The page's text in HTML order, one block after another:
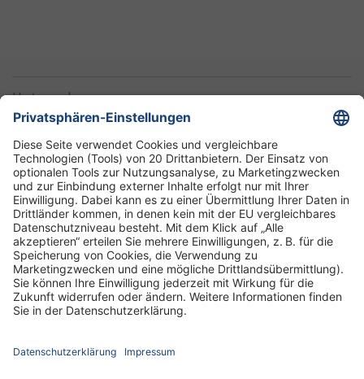
Unternehmen
Informationen
Standorte
DRK-Schwesternschaft Berlin
Impressum